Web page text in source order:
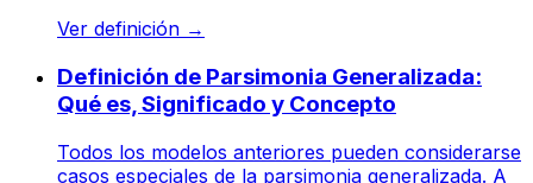
Ver definición →
Definición de Parsimonia Generalizada:
Qué es, Significado y Concepto
Todos los modelos anteriores pueden considerarse
casos especiales de la parsimonia generalizada. A